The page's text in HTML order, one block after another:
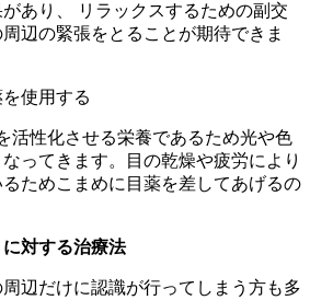
あり、 リラックスするための副交
辺の緊張をとることが期待できま
使用する
活性化させる栄養であるため光や色
ってきます。目の乾燥や疲労により
ためこまめに目薬を差してあげるの
対する治療法
辺だけに認識が行ってしまう方も多